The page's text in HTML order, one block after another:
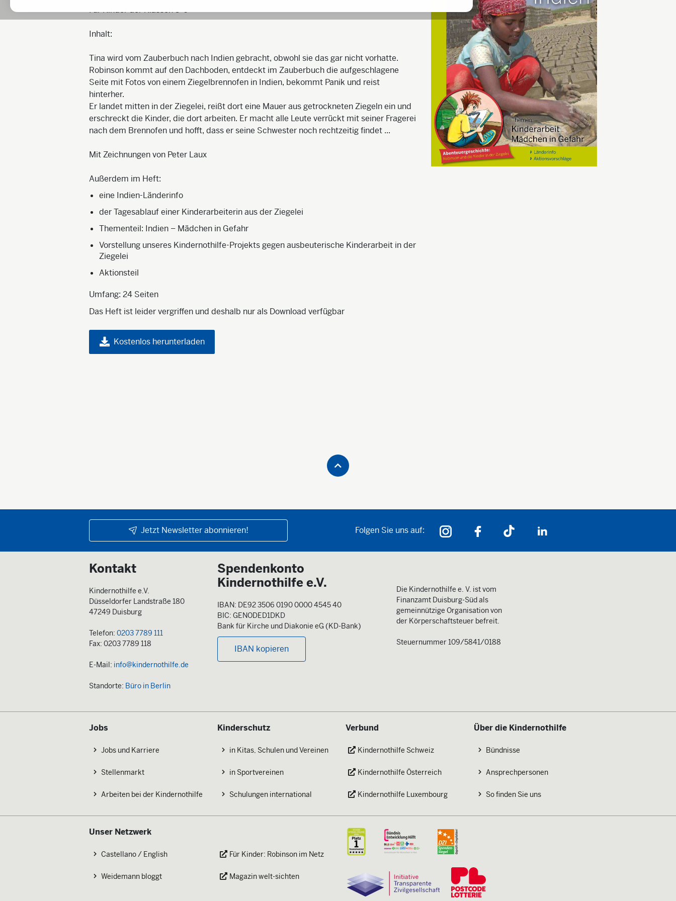
Für Kinder der Klassen 3-6
Inhalt:
Tina wird vom Zauberbuch nach Indien gebracht, obwohl sie das gar nicht vorhatte.
Robinson kommt auf den Dachboden, entdeckt im Zauberbuch die aufgeschlagene
Seite mit Fotos von einem Ziegelbrennofen in Indien, bekommt Panik und reist
hinterher.
Er landet mitten in der Ziegelei, reißt dort eine Mauer aus getrockneten Ziegeln ein und
erschreckt die Kinder, die dort arbeiten. Er macht alle Leute verrückt mit seiner Fragerei
nach dem Brennofen und hofft, dass er seine Schwester noch rechtzeitig findet ...
Mit Zeichnungen von Peter Laux
Außerdem im Heft:
eine Indien-Länderinfo
der Tagesablauf einer Kinderarbeiterin aus der Ziegelei
Thementeil: Indien – Mädchen in Gefahr
Vorstellung unseres Kindernothilfe-Projekts gegen ausbeuterische Kinderarbeit in der
Ziegelei
Aktionsteil
Umfang: 24 Seiten
Das Heft ist leider vergriffen und deshalb nur als Download verfügbar
Kostenlos herunterladen
Jetzt Newsletter abonnieren! Folgen Sie uns auf:
Kontakt
Kindernothilfe e.V.
Düsseldorfer Landstraße 180
47249 Duisburg
Telefon: 0203 7789 111
Fax: 0203 7789 118
E-Mail: info@kindernothilfe.de
Standorte: Büro in Berlin
Spendenkonto
Kindernothilfe e.V.
IBAN: DE92 3506 0190 0000 4545 40
BIC: GENODED1DKD
Bank für Kirche und Diakonie eG (KD-Bank)
IBAN kopieren
Die Kindernothilfe e. V. ist vom
Finanzamt Duisburg-Süd als
gemeinnützige Organisation von
der Körperschaftsteuer befreit.
Steuernummer 109/5841/0188
Jobs
Jobs und Karriere
Stellenmarkt
Arbeiten bei der Kindernothilfe
Kinderschutz
in Kitas, Schulen und Vereinen
in Sportvereinen
Schulungen international
Verbund
Kindernothilfe Schweiz
Kindernothilfe Österreich
Kindernothilfe Luxembourg
Über die Kindernothilfe
Bündnisse
Ansprechpersonen
So finden Sie uns
Unser Netzwerk
Castellano / English
Weidemann bloggt
Für Kinder: Robinson im Netz
Magazin welt-sichten